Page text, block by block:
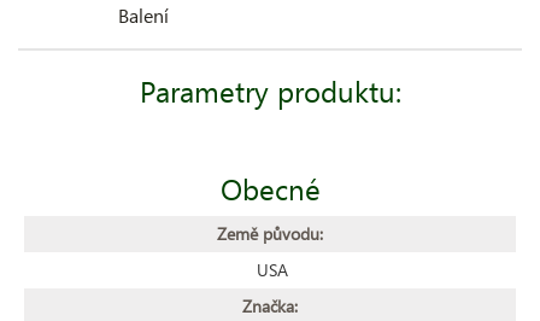
Balení
Parametry produktu:
Obecné
Země původu:
USA
Značka: